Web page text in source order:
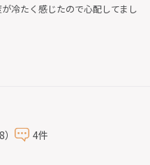
冷たく感じたので心配してまし
4件